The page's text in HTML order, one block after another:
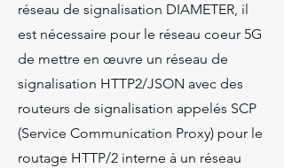
réseau de signalisation DIAMETER, il
est nécessaire pour le réseau coeur 5G
de mettre en œuvre un réseau de
signalisation HTTP2/JSON avec des
routeurs de signalisation appelés SCP
(Service Communication Proxy) pour le
routage HTTP/2 interne à un réseau